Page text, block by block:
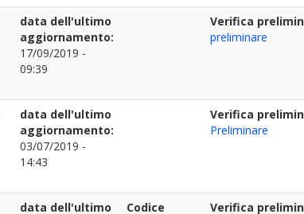
data dell'ultimo
aggiornamento:
17/09/2019 -
09:39
Verifica
preliminare
data dell'ultimo
aggiornamento:
03/07/2019 -
14:43
Verifica
Preliminare
data dell'ultimo Codice Verifica